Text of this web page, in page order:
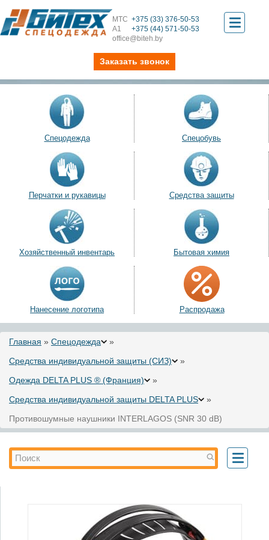
МТС +375 (33) 376-50-53
А1
+375 (44) 571-50-53
office@biteh.by
Toggle
Заказать звонок
Спецодежда Спецобувь
Перчатки и рукавицы Средства защиты
Хозяйственный инвентарь Бытовая химия
Нанесение логотипа Распродажа
Вы здесь
Главная » Спецодежда
»
Средства индивидуальной защиты (СИЗ)
»
Одежда DELTA PLUS ® (Франция)
»
Средства индивидуальной защиты DELTA PLUS
»
Противошумные наушники INTERLAGOS (SNR 30 dB)
Форма поиска
Поиск
Toggle